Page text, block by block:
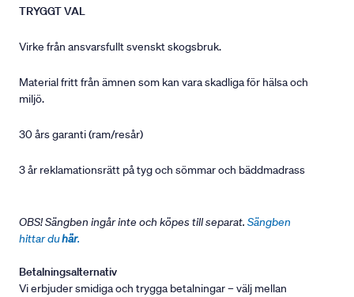
TRYGGT VAL
Virke från ansvarsfullt svenskt skogsbruk.
Material fritt från ämnen som kan vara skadliga för hälsa och
miljö.
30 års garanti (ram/resår)
3 år reklamationsrätt på tyg och sömmar och bäddmadrass
OBS! Sängben ingår inte och köpes till separat. Sängben
hittar duhär.
Betalningsalternativ
Vi erbjuder smidiga och trygga betalningar – välj mellan